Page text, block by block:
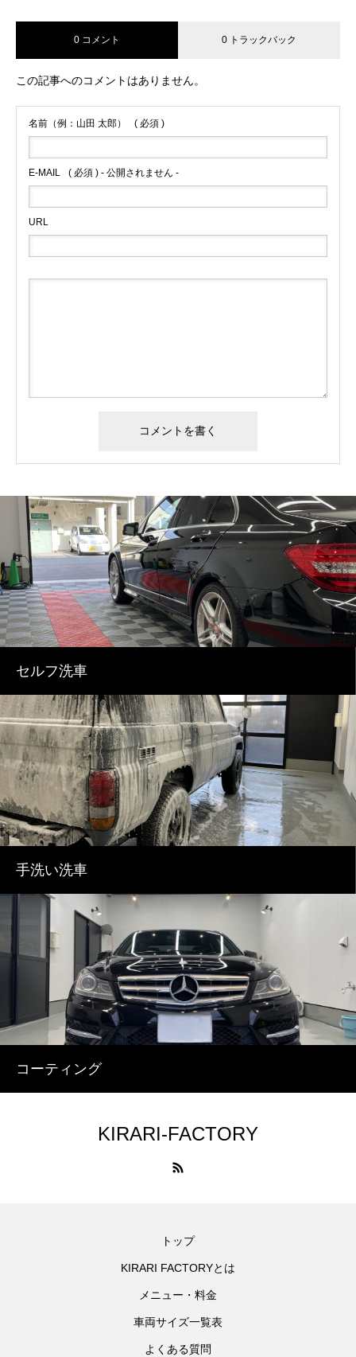
0 コメント 0 トラックバック
この記事へのコメントはありません。
名前（例：山田 太郎） ( 必須 )
E-MAIL ( 必須 ) - 公開されません -
URL
セルフ洗車
手洗い洗車
コーティング
KIRARI-FACTORY
トップ
KIRARI FACTORYとは
メニュー・料金
車両サイズ一覧表
よくある質問